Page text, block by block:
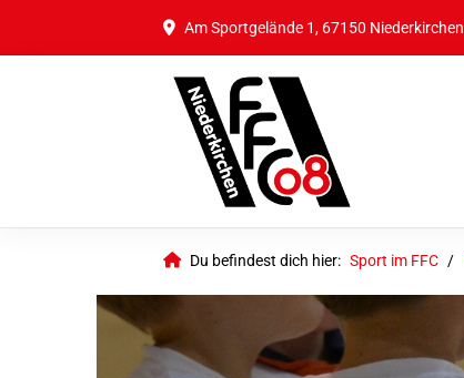
Am Sportgelände 1, 67150 Niederkirchen
Du befindest dich hier: Sport im FFC